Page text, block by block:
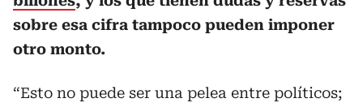
sobre esa cifra tampoco pueden imponer
otro monto.
“Esto no puede ser una pelea entre políticos;